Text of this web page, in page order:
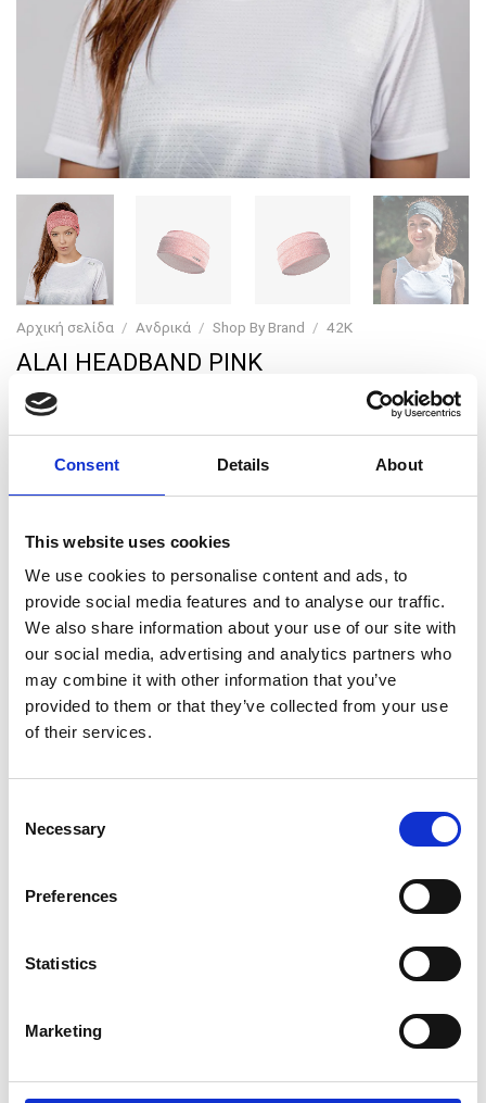
Consent Details About
This website uses cookies
We use cookies to personalise content and ads, to
provide social media features and to analyse our traffic.
We also share information about your use of our site with
our social media, advertising and analytics partners who
may combine it with other information that you’ve
provided to them or that they’ve collected from your use
of their services.
Selection
Necessary
Preferences
Statistics
Marketing
Αρχική σελίδα / Ανδρικά / Shop By Brand / 42K
ALAI HEADBAND PINK
10,00€
Original
price
was:
10,00 €.
8,00
Current
price
is:
8,00 €.
μεγάλης ανθεκτικότητας και με υψηλή δυνατότητα
απορρόφησης του ιδρώτα.
Ύψος headband 9cm.
Πρόσθεσε προϊόντα αξίας 50,00
για ΔΩΡΕΑΝ
ALAI HEADBAND PINK ποσότητα